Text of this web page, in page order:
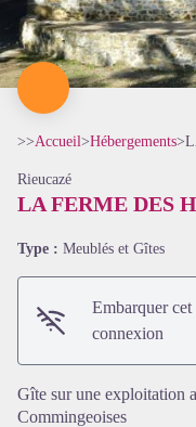
>>Accueil>Hébergements>
Rieucazé
LA FERME DES
Type : Meublés et Gîtes
Embarquer
connexion
Gîte sur une exploitation
Commingeoises